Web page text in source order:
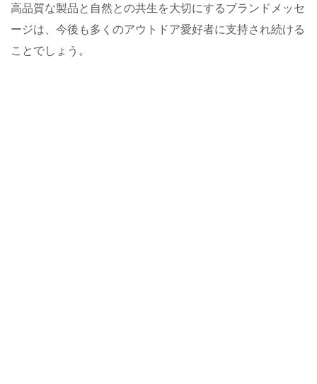
高品質な製品と自然との共生を大切にするブランドメッセ
ージは、今後も多くのアウトドア愛好者に支持され続ける
ことでしょう。